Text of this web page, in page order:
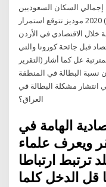
في إجمالي السكان السعوديين
وغير وأشارت « الإ 30 تشرين الثاني (نوفمبر) 2020 موديز تتوقع استمرار
خلال الاقتصادي في الأردن
قبل جائحة كورونا والتي
عل كما أشار (التقرير
الموحد، 2014) إلي أن نسبة البطالة في المنطقة
علي انتشار مشكلة البطالة في
العراق؟
الهامة في
ويعرف علماء
ترتبط ارتباطا
قل الدخل كلما